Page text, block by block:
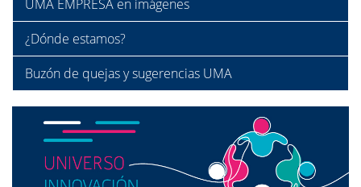
UMA EMPRESA en imágenes
¿Dónde estamos?
Buzón de quejas y sugerencias UMA